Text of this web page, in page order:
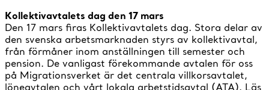
Kollektivavtalets dag den 17 mars
Den 17 mars firas Kollektivavtalets dag. Stora delar av
den svenska arbetsmarknaden styrs av kollektivavtal,
från förmåner inom anställningen till semester och
pension. De vanligast förekommande avtalen för oss
på Migrationsverket är det centrala villkorsavtalet,
löneavtalen och vårt lokala arbetstidsavtal (ATA). Läs